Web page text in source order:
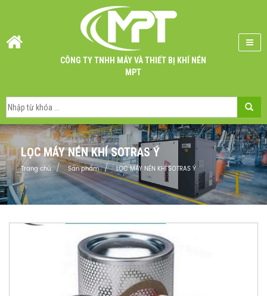
CÔNG TY TNHH MÁY VÀ THIẾT BỊ KHÍ NÉN
MPT
LỌC MÁY NÉN KHÍ SOTRAS Ý
Trang chủ Sản phẩm LỌC MÁY NÉN KHÍ SOTRAS Ý